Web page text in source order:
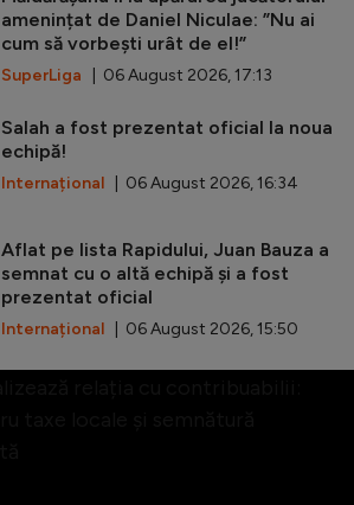
amenințat de Daniel Niculae: ”Nu ai
cum să vorbești urât de el!”
SuperLiga | 06 August 2026, 17:13
Salah a fost prezentat oficial la noua
echipă!
Internațional | 06 August 2026, 16:34
Aflat pe lista Rapidului, Juan Bauza a
semnat cu o altă echipă și a fost
prezentat oficial
Internațional | 06 August 2026, 15:50